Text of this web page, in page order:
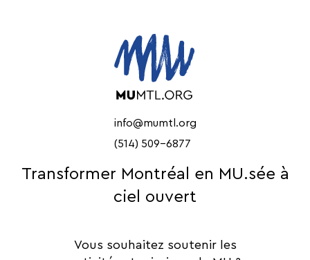
info@mumtl.org
(514) 509-6877
Transformer Montréal en MU.sée à
ciel ouvert
Vous souhaitez soutenir les